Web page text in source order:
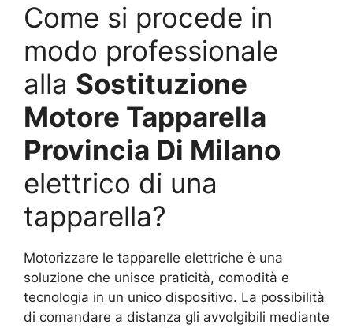
Come si procede in
modo professionale
alla Sostituzione
Motore Tapparella
Provincia Di Milano
elettrico di una
tapparella?
Motorizzare le tapparelle elettriche è una
soluzione che unisce praticità, comodità e
tecnologia in un unico dispositivo. La possibilità
di comandare a distanza gli avvolgibili mediante